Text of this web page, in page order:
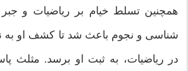
همچنین تسلط خیام بر ریاضیات و جبر
شناسی و نجوم باعث شد تا کشف او به
در ریاضیات، به ثبت او برسد. مثلث